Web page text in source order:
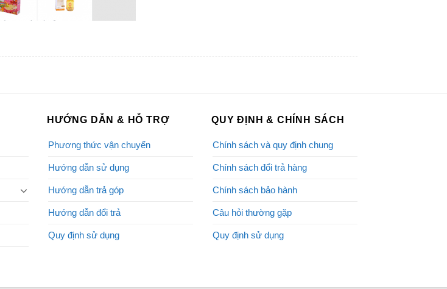
HƯỚNG DẪN & HỖ TRỢ
Phương thức vận chuyển
Hướng dẫn sử dụng
Hướng dẫn trả góp
Hướng dẫn đổi trả
Quy định sử dụng
QUY ĐỊNH & CHÍNH SÁCH
Chính sách và quy định chung
Chính sách đổi trả hàng
Chính sách bảo hành
Câu hỏi thường gặp
Quy định sử dụng